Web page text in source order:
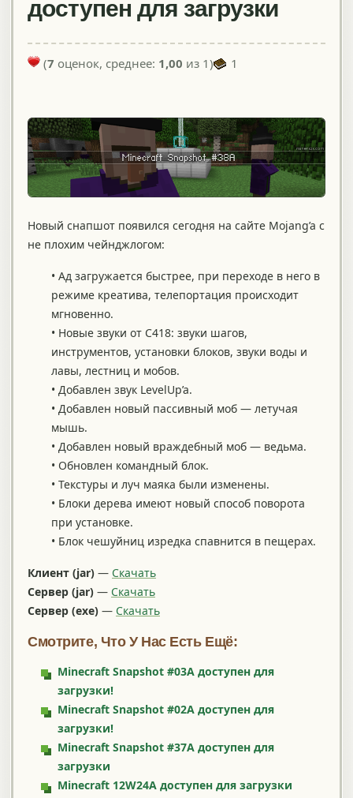
доступен для загрузки
(7 оценок, среднее: 1,00 из 1) 1
Новый снапшот появился сегодня на сайте Mojang’a с
не плохим чейнджлогом:
• Ад загружается быстрее, при переходе в него в
режиме креатива, телепортация происходит
мгновенно.
• Новые звуки от C418: звуки шагов,
инструментов, установки блоков, звуки воды и
лавы, лестниц и мобов.
• Добавлен звук LevelUp’a.
• Добавлен новый пассивный моб — летучая
мышь.
• Добавлен новый враждебный моб — ведьма.
• Обновлен командный блок.
• Текстуры и луч маяка были изменены.
• Блоки дерева имеют новый способ поворота
при установке.
• Блок чешуйниц изредка спавнится в пещерах.
Клиент (jar) — Скачать
Сервер (jar) — Скачать
Сервер (exe) — Скачать
Смотрите, Что У Нас Есть Ещё:
Minecraft Snapshot #03A доступен для
загрузки!
Minecraft Snapshot #02A доступен для
загрузки!
Minecraft Snapshot #37A доступен для
загрузки
Minecraft 12W24A доступен для загрузки